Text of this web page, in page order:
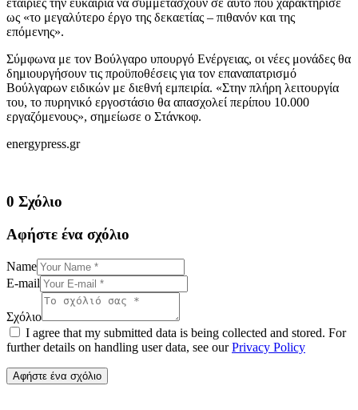
ως «το μεγαλύτερο έργο της δεκαετίας – πιθανόν και της
επόμενης».
Σύμφωνα με τον Βούλγαρο υπουργό Ενέργειας, οι νέες μονάδες θα
δημιουργήσουν τις προϋποθέσεις για τον επαναπατρισμό
Βούλγαρων ειδικών με διεθνή εμπειρία. «Στην πλήρη λειτουργία
του, το πυρηνικό εργοστάσιο θα απασχολεί περίπου 10.000
εργαζόμενους», σημείωσε ο Στάνκοφ.
energypress.gr
0 Σχόλιο
Αφήστε ένα σχόλιο
Name
E-mail
Σχόλιο
I agree that my submitted data is being collected and stored. For
further details on handling user data, see ourPrivacy Policy